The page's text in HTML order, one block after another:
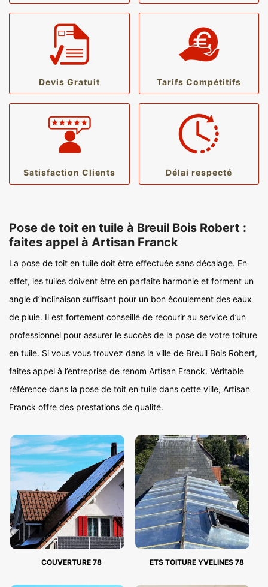
Devis Gratuit Tarifs Compétitifs
Satisfaction Clients Délai respecté
Pose de toit en tuile à Breuil Bois Robert :
faites appel à Artisan Franck
La pose de toit en tuile doit être effectuée sans décalage. En
effet, les tuiles doivent être en parfaite harmonie et forment un
angle d’inclinaison suffisant pour un bon écoulement des eaux
de pluie. Il est fortement conseillé de recourir au service d’un
professionnel pour assurer le succès de la pose de votre toiture
en tuile. Si vous vous trouvez dans la ville de Breuil Bois Robert,
faites appel à l’entreprise de renom Artisan Franck. Véritable
référence dans la pose de toit en tuile dans cette ville, Artisan
Franck offre des prestations de qualité.
COUVERTURE 78 ETS TOITURE YVELINES 78